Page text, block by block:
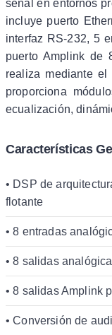
señal en entornos
incluye puerto
interfaz RS-232, 5
puerto Amplink de
realiza mediante el
proporciona
ecualización,
Características
• DSP de
flotante
• 8 entradas
• 8 salidas
• 8 salidas Amplink
• Conversión de